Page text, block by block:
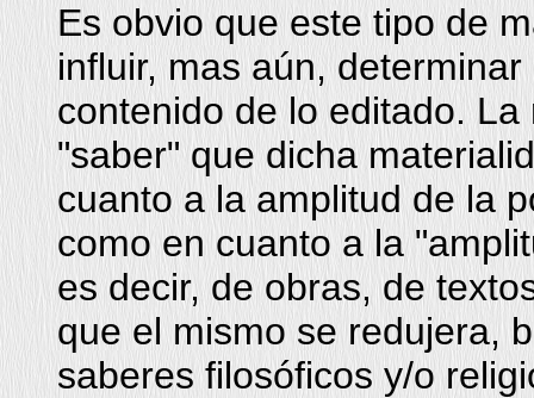
Es obvio que este tipo de
influir, mas aún,
contenido de lo editado.
"saber" que dicha
cuanto a la amplitud de la
como en cuanto a la
es decir, de obras, de
que el mismo se redujera,
saberes filosóficos y/o